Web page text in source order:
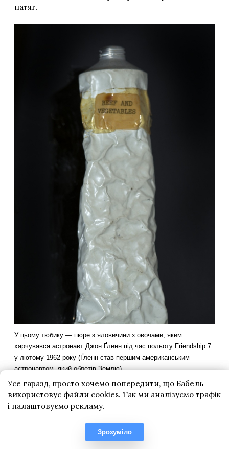
Усе гаразд, просто хочемо попередити, що Бабель
використовує файли cookies. Так ми аналізуємо трафік
і налаштовуємо рекламу.
Зрозуміло